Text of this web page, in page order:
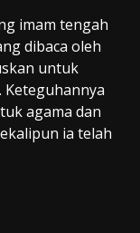
imam tengah
dibaca oleh
untuk
Keteguhannya
agama dan
ia telah